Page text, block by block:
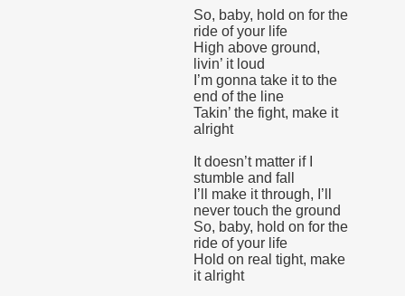
So, baby, hold on for the
ride of your life
High above ground,
livin’ it loud
I’m gonna take it to the
end of the line
Takin’ the fight, make it
alright
It doesn’t matter if I
stumble and fall
I’ll make it through, I’ll
never touch the ground
So, baby, hold on for the
ride of your life
Hold on real tight, make
it alright